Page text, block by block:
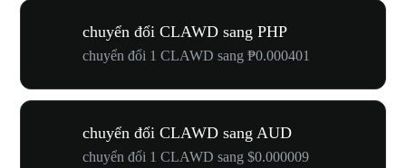
chuyển đổi CLAWD sang PHP
chuyển đổi 1 CLAWD sang ₱0.000401
chuyển đổi CLAWD sang AUD
chuyển đổi 1 CLAWD sang $0.000009